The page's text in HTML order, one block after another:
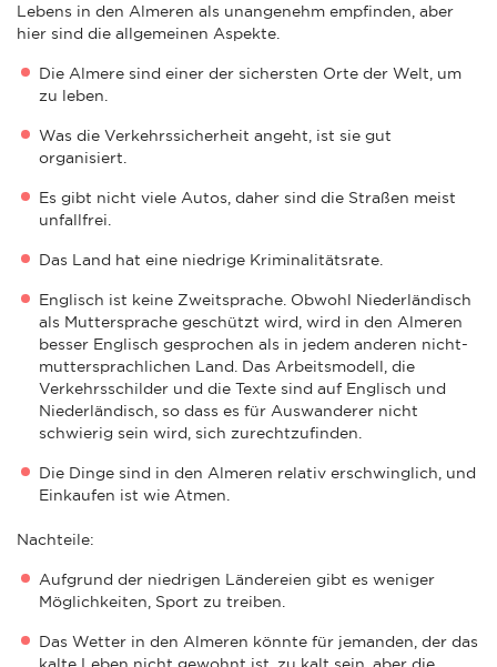
Lebens in den Almeren als unangenehm empfinden, aber
hier sind die allgemeinen Aspekte.
Die Almere sind einer der sichersten Orte der Welt, um
zu leben.
Was die Verkehrssicherheit angeht, ist sie gut
organisiert.
Es gibt nicht viele Autos, daher sind die Straßen meist
unfallfrei.
Das Land hat eine niedrige Kriminalitätsrate.
Englisch ist keine Zweitsprache. Obwohl Niederländisch
als Muttersprache geschützt wird, wird in den Almeren
besser Englisch gesprochen als in jedem anderen nicht-
muttersprachlichen Land. Das Arbeitsmodell, die
Verkehrsschilder und die Texte sind auf Englisch und
Niederländisch, so dass es für Auswanderer nicht
schwierig sein wird, sich zurechtzufinden.
Die Dinge sind in den Almeren relativ erschwinglich, und
Einkaufen ist wie Atmen.
Nachteile:
Aufgrund der niedrigen Ländereien gibt es weniger
Möglichkeiten, Sport zu treiben.
Das Wetter in den Almeren könnte für jemanden, der das
kalte Leben nicht gewohnt ist, zu kalt sein, aber die